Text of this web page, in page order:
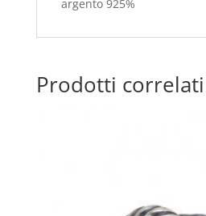
argento 925%
Prodotti correlati